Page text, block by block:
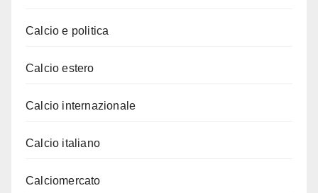
Calcio e politica
Calcio estero
Calcio internazionale
Calcio italiano
Calciomercato